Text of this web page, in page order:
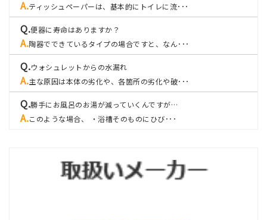
ティッシュペーパーは、基本的にトイレに流･･･
便器に寿命はありますか？
陶器でできているタイプの場合ですと、なん･･･
ウォシュレットからの水漏れ
主な原因は本体の劣化や、各箇所の劣化や破･･･
勝手にお風呂のお湯が減っていくんですが…
このような場合、 ・浴槽そのものにひび･･･